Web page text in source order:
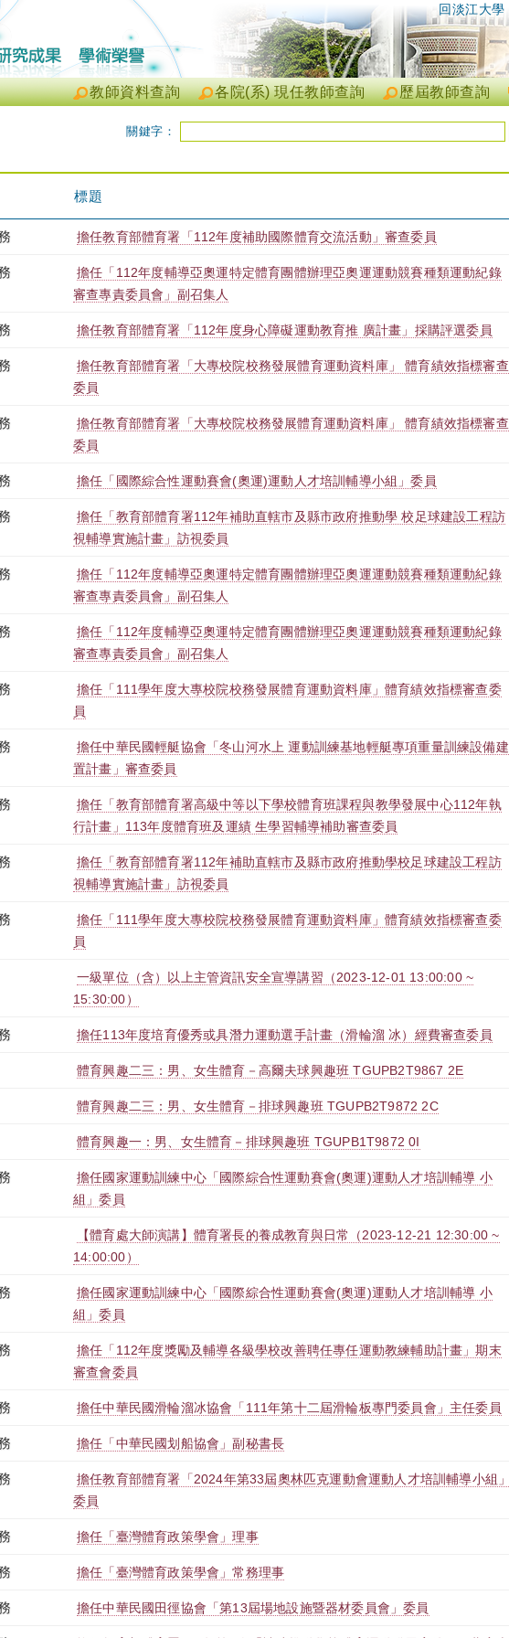
回淡江大學
歷屆教師查詢
各院(系) 現任教師查詢
教師資料查詢
關鍵字：
標題
擔任教育部體育署「112年度補助國際體育交流活動」審查委員
擔任「112年度輔導亞奧運特定體育團體辦理亞奧運運動競賽種類運動紀錄
審查專責委員會」副召集人
擔任教育部體育署「112年度身心障礙運動教育推 廣計畫」採購評選委員
擔任教育部體育署「大專校院校務發展體育運動資料庫」 體育績效指標審查
委員
擔任教育部體育署「大專校院校務發展體育運動資料庫」 體育績效指標審查
委員
擔任「國際綜合性運動賽會(奧運)運動人才培訓輔導小組」委員
擔任「教育部體育署112年補助直轄市及縣市政府推動學 校足球建設工程訪
視輔導實施計畫」訪視委員
擔任「112年度輔導亞奧運特定體育團體辦理亞奧運運動競賽種類運動紀錄
審查專責委員會」副召集人
擔任「112年度輔導亞奧運特定體育團體辦理亞奧運運動競賽種類運動紀錄
審查專責委員會」副召集人
擔任「111學年度大專校院校務發展體育運動資料庫」體育績效指標審查委
員
擔任中華民國輕艇協會「冬山河水上 運動訓練基地輕艇專項重量訓練設備建
置計畫」審查委員
擔任「教育部體育署高級中等以下學校體育班課程與教學發展中心112年執
行計畫」113年度體育班及運績 生學習輔導補助審查委員
擔任「教育部體育署112年補助直轄市及縣市政府推動學校足球建設工程訪
視輔導實施計畫」訪視委員
擔任「111學年度大專校院校務發展體育運動資料庫」體育績效指標審查委
員
一級單位（含）以上主管資訊安全宣導講習（2023-12-01 13:00:00 ~
15:30:00）
擔任113年度培育優秀或具潛力運動選手計畫（滑輪溜 冰）經費審查委員
體育興趣二三：男、女生體育－高爾夫球興趣班 TGUPB2T9867 2E
體育興趣二三：男、女生體育－排球興趣班 TGUPB2T9872 2C
體育興趣一：男、女生體育－排球興趣班 TGUPB1T9872 0I
擔任國家運動訓練中心「國際綜合性運動賽會(奧運)運動人才培訓輔導 小
組」委員
【體育處大師演講】體育署長的養成教育與日常（2023-12-21 12:30:00 ~
14:00:00）
擔任國家運動訓練中心「國際綜合性運動賽會(奧運)運動人才培訓輔導 小
組」委員
擔任「112年度獎勵及輔導各級學校改善聘任專任運動教練輔助計畫」期末
審查會委員
擔任中華民國滑輪溜冰協會「111年第十二屆滑輪板專門委員會」主任委員
擔任「中華民國划船協會」副秘書長
擔任教育部體育署「2024年第33屆奧林匹克運動會運動人才培訓輔導小組」
委員
擔任「臺灣體育政策學會」理事
擔任「臺灣體育政策學會」常務理事
擔任中華民國田徑協會「第13屆場地設施暨器材委員會」委員